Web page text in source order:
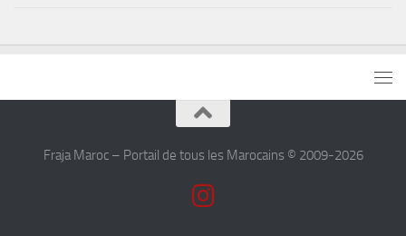
Fraja Maroc – Portail de tous les Marocains © 2009-2026